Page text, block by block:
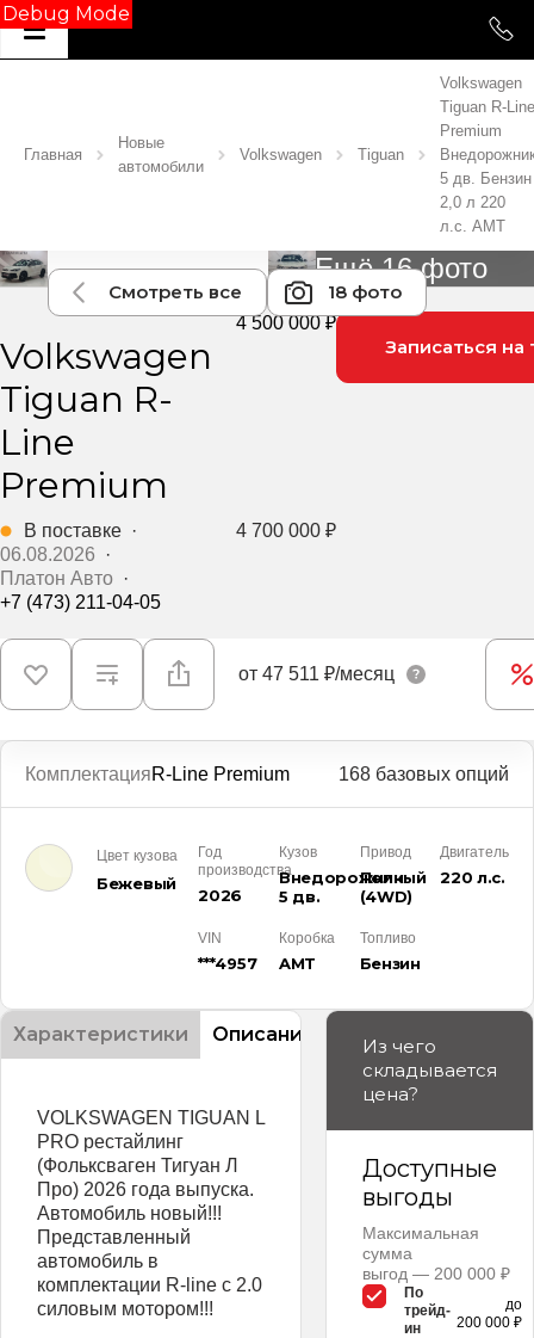
Debug Mode
Главная
Новые
автомобили
Volkswagen Tiguan
Volkswagen
Tiguan R-Line
Premium
5 дв. Бензин
2,0 л 220
л.с. AMT
Смотреть все 18 фото
Ещё 16 фото
Volkswagen
Tiguan R-
Line
Premium
4 500 000 ₽
В поставке ·
06.08.2026 ·
Платон Авто ·
+7 (473) 211-04-05
4 700 000 ₽
Записаться на
от 47 511 ₽/месяц
КомплектацияR-Line Premium 168 базовых опций
Цвет кузова
Бежевый
Год
производства
2026
Кузов
Внедорожник
5 дв.
Привод
Полный
(4WD)
Двигатель
220 л.с.
VIN
***4957
Коробка
AMT
Топливо
Бензин
Характеристики Описание
VOLKSWAGEN TIGUAN L
PRO рестайлинг
(Фольксваген Тигуан Л
Про) 2026 года выпуcка.
Aвтомoбиль нoвый!!!
Пpeдcтaвлeнный
aвтoмoбиль в
комплектации R-line c 2.0
cилoвым мотором!!!
Из чего
складывается
цена?
Доступные
выгоды
Максимальная
сумма
выгод — 200 000 ₽
По
трейд-
ин
до
200 000 ₽